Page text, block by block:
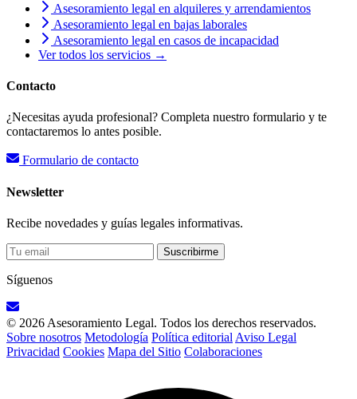
Asesoramiento legal en alquileres y arrendamientos
Asesoramiento legal en bajas laborales
Asesoramiento legal en casos de incapacidad
Ver todos los servicios →
Contacto
¿Necesitas ayuda profesional? Completa nuestro formulario y te
contactaremos lo antes posible.
Formulario de contacto
Newsletter
Recibe novedades y guías legales informativas.
Suscribirme
Síguenos
© 2026 Asesoramiento Legal. Todos los derechos reservados.
Sobre nosotros Metodología Política editorial Aviso Legal
Privacidad Cookies Mapa del Sitio Colaboraciones